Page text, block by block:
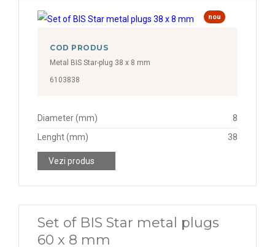
nou
COD PRODUS
Metal BIS Star-plug 38 x 8 mm
6103838
Diameter (mm)
8
Lenght (mm)
38
Vezi produs
Set of BIS Star metal plugs
60 x 8 mm